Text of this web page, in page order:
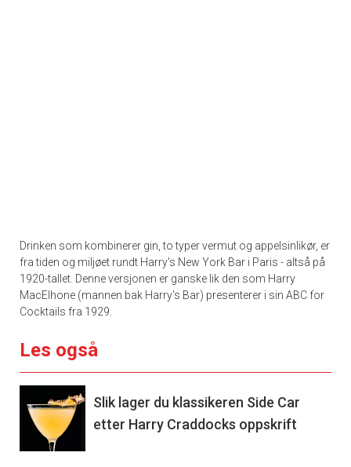
Drinken som kombinerer gin, to typer vermut og appelsinlikør, er
fra tiden og miljøet rundt Harry's New York Bar i Paris - altså på
1920-tallet. Denne versjonen er ganske lik den som Harry
MacElhone (mannen bak Harry's Bar) presenterer i sin ABC for
Cocktails fra 1929.
Les også
Slik lager du klassikeren Side Car
etter Harry Craddocks oppskrift